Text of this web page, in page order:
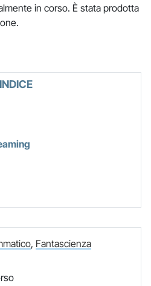
in corso. È stata prodotta
INDICE
, Fantascienza